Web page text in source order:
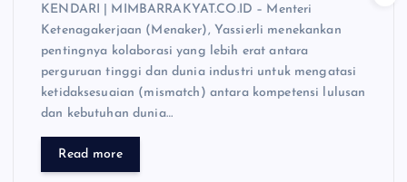
KENDARI | MIMBARRAKYAT.CO.ID – Menteri
Ketenagakerjaan (Menaker), Yassierli menekankan
pentingnya kolaborasi yang lebih erat antara
perguruan tinggi dan dunia industri untuk mengatasi
ketidaksesuaian (mismatch) antara kompetensi lulusan
dan kebutuhan dunia…
Read more